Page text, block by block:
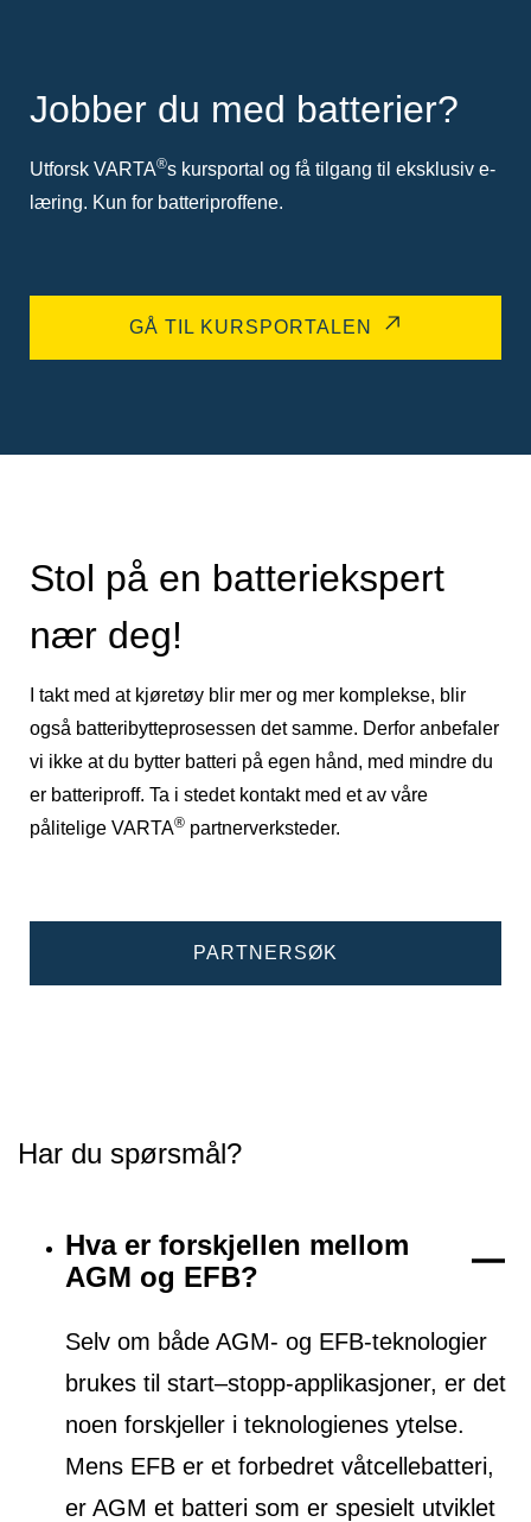
Jobber du med batterier?
Utforsk VARTA®s kursportal og få tilgang til eksklusiv e-
læring. Kun for batteriproffene.
GÅ TIL KURSPORTALEN
Stol på en batteriekspert
nær deg!
I takt med at kjøretøy blir mer og mer komplekse, blir
også batteribytteprosessen det samme. Derfor anbefaler
vi ikke at du bytter batteri på egen hånd, med mindre du
er batteriproff. Ta i stedet kontakt med et av våre
pålitelige VARTA® partnerverksteder.
PARTNERSØK
Har du spørsmål?
Hva er forskjellen mellom
AGM og EFB?
Selv om både AGM- og EFB-teknologier
brukes til start–stopp-applikasjoner, er det
noen forskjeller i teknologienes ytelse.
Mens EFB er et forbedret våtcellebatteri,
er AGM et batteri som er spesielt utviklet